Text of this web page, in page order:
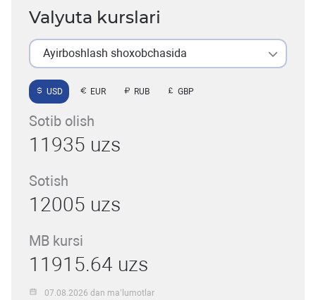
Valyuta kurslari
Ayirboshlash shoxobchasida
USD EUR RUB GBP
Sotib olish
11935 uzs
Sotish
12005 uzs
MB kursi
11915.64 uzs
07.08.2026 dan ma’lumotlar